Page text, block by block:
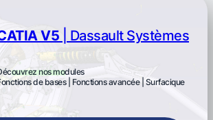
V5 | Dassault Systèmes
nos modules
de bases | Fonctions avancée | Surfacique